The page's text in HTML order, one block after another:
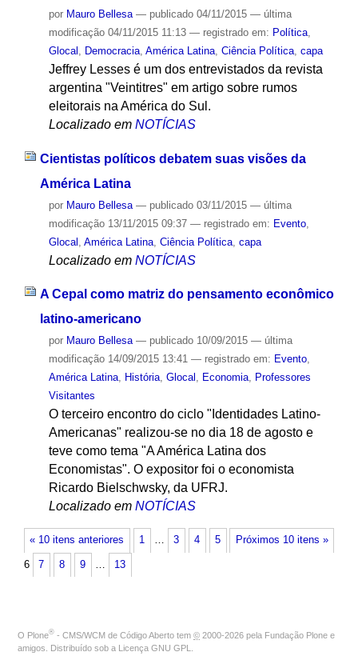
por Mauro Bellesa — publicado04/11/2015 — última
modificação04/11/2015 11:13 — registrado em: Política,
Glocal
Democracia, América Latina, Ciência Política, capa
Jeffrey Lesses é um dos entrevistados da revista
argentina "Veintitres" em artigo sobre rumos
eleitorais na América do Sul.
Localizado em NOTÍCIAS
Cientistas políticos debatem suas visões da
América Latina
por Mauro Bellesa — publicado03/11/2015 — última
modificação13/11/2015 09:37 — registrado em: Evento,
Glocal América Latina, Ciência Política, capa
Localizado em NOTÍCIAS
A Cepal como matriz do pensamento econômico
latino-americano
por Mauro Bellesa — publicado10/09/2015 — última
modificação14/09/2015 13:41 — registrado em: Evento,
América Latina, História, Glocal , Economia, Professores
Visitantes
O terceiro encontro do ciclo "Identidades Latino-
Americanas" realizou-se no dia 18 de agosto e
teve como tema "A América Latina dos
Economistas". O expositor foi o economista
Ricardo Bielschwsky, da UFRJ.
Localizado em NOTÍCIAS
« 10 itens anteriores Próximos 10 itens »
1 … 3 4 5
6 7 8 9 … 13
O Plone® - CMS/WCM de Código Aberto tem © 2000-2026 pela Fundação Plone e
amigos. Distribuído sob a Licença GNU GPL